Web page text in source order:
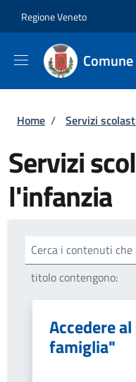
Regione Veneto
Briciole di
Home / Servizi
Servizi
l'infanzia
Cerca i contenuti che
titolo contengono:
Accedere
famiglia"